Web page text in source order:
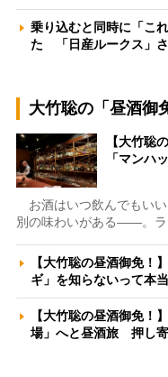
乗り込むと同時に「こ
た 「日産ルークス」
大竹聡の「昼酒御
【大竹聡
「マンハ
お酒はいつ飲んでもい
別の味わいがある――。
【大竹聡の昼酒御免！
ギ」を知らないって
【大竹聡の昼酒御免！
場」へと昼酒旅 押し